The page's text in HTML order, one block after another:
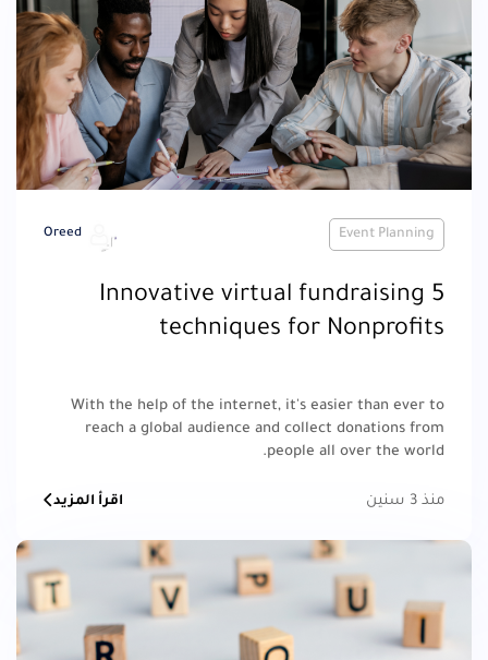
Event Planning
Oreed
5 Innovative virtual fundraising
techniques for Nonprofits
With the help of the internet, it's easier than ever to
reach a global audience and collect donations from
people all over the world.
منذ 3 سنين اقرأ المزيد